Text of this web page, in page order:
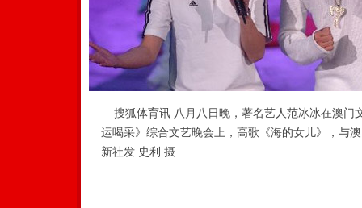
搜狐体育讯 八月八日晚，著名艺人范冰冰在澳门
运喝采》综合文艺晚会上，高歌《海的女儿》，与
新社发 史利 摄